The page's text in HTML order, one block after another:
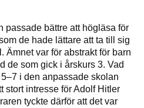
passade bättre att högläsa för
de hade lättare att ta till sig
Ämnet var för abstrakt för barn
de som gick i årskurs 3. Vad
i den anpassade skolan
stort intresse för Adolf Hitler
tyckte därför att det var